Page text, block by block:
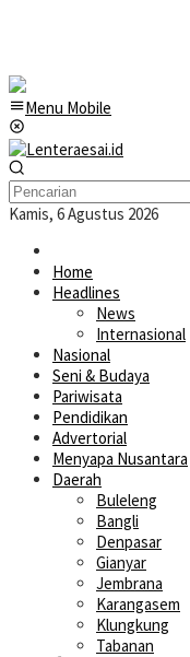
Menu Mobile
Kamis, 6 Agustus 2026
Home
Headlines
News
Internasional
Nasional
Seni & Budaya
Pariwisata
Pendidikan
Advertorial
Menyapa Nusantara
Daerah
Buleleng
Bangli
Denpasar
Gianyar
Jembrana
Karangasem
Klungkung
Tabanan